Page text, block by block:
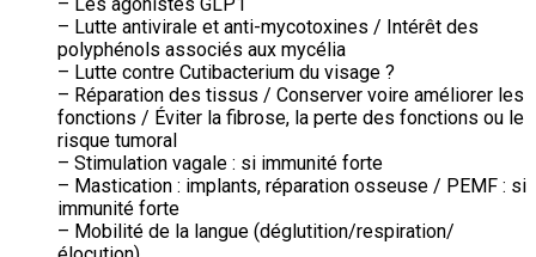
– Lutte antivirale et anti-mycotoxines / Intérêt des
polyphénols associés aux mycélia
– Lutte contre Cutibacterium du visage ?
– Réparation des tissus / Conserver voire améliorer les
fonctions / Éviter la fibrose, la perte des fonctions ou le
risque tumoral
– Stimulation vagale : si immunité forte
– Mastication : implants, réparation osseuse / PEMF : si
immunité forte
– Mobilité de la langue (déglutition/respiration/